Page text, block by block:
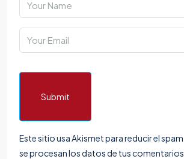
Submit
Este sitio usa Akismet para reducir el spam.
se procesan los datos de tus comentarios.